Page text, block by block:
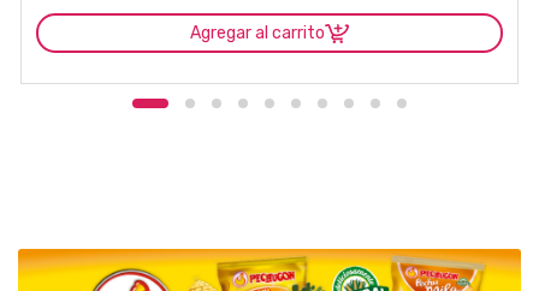
Agregar al carrito